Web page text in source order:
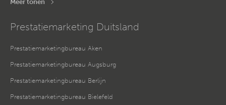
Meer tonen
Prestatiemarketing Duitsland
Prestatiemarketingbureau Aken
Prestatiemarketingbureau Augsburg
Prestatiemarketingbureau Berlijn
Prestatiemarketingbureau Bielefeld